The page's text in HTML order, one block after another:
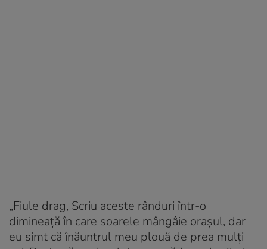
„Fiule drag, Scriu aceste rânduri într-o
dimineață în care soarele mângâie orașul, dar
eu simt că înăuntrul meu plouă de prea mulți